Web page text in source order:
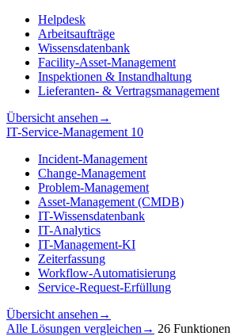
Helpdesk
Arbeitsaufträge
Wissensdatenbank
Facility-Asset-Management
Inspektionen & Instandhaltung
Lieferanten- & Vertragsmanagement
Übersicht ansehen →
IT-Service-Management 10
Incident-Management
Change-Management
Problem-Management
Asset-Management (CMDB)
IT-Wissensdatenbank
IT-Analytics
IT-Management-KI
Zeiterfassung
Workflow-Automatisierung
Service-Request-Erfüllung
Übersicht ansehen →
Alle Lösungen vergleichen → 26 Funktionen